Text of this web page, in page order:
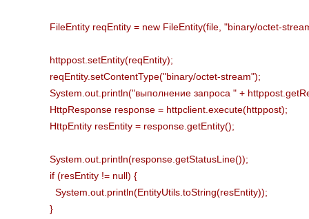
FileEntity reqEntity = new FileEntity(file, "binary/octet-
httppost.setEntity(reqEntity);
reqEntity.setContentType("binary/octet-stream");
System.out.println("выполнение запроса " +
HttpResponse response = httpclient.execute(httppost);
HttpEntity resEntity = response.getEntity();
System.out.println(response.getStatusLine());
if (resEntity != null) {
System.out.println(EntityUtils.toString(resEntity));
}